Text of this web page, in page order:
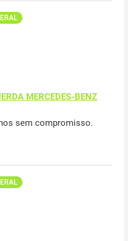
MERCEDES-BENZ
sem compromisso.